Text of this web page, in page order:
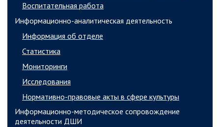
Воспитательная работа
Информационно-аналитическая деятельность
Информация об отделе
Статистика
Мониторинги
Исследования
Нормативно-правовые акты в сфере культуры
Информационно-методическое сопровождение
деятельности ДШИ